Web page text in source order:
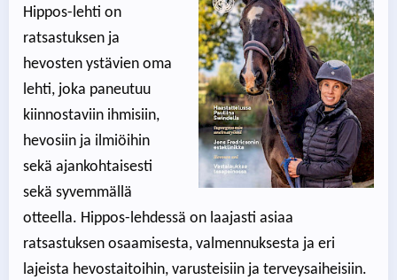
Hippos-lehti on
ratsastuksen ja
hevosten ystävien oma
lehti, joka paneutuu
kiinnostaviin ihmisiin,
hevosiin ja ilmiöihin
sekä ajankohtaisesti
sekä syvemmällä
otteella. Hippos-lehdessä on laajasti asiaa
ratsastuksen osaamisesta, valmennuksesta ja eri
lajeista hevostaitoihin, varusteisiin ja terveysaiheisiin.